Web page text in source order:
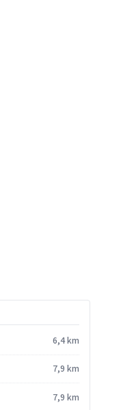
6,4 km
7,9 km
7,9 km